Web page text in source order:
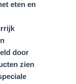
eten en
door
zien